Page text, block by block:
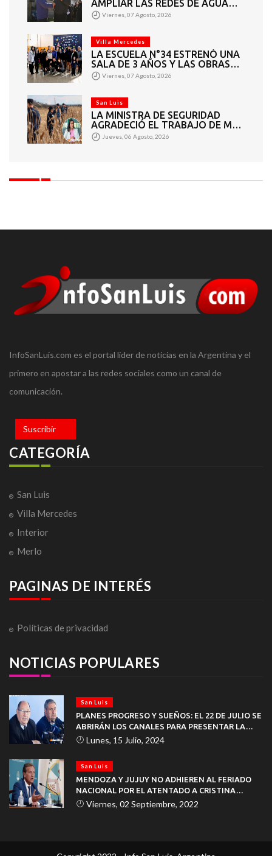
AMPLIAR LAS REDES DE AGUA
POTABLE Y CLOACAS EN VILLA
MERCEDES
Viernes, 07 Agosto, 2026
Villa Mercedes
LA ESCUELA N°34 ESTRENÓ UNA
SALA DE 3 AÑOS Y LAS OBRAS
QUE PERMITEN COMPLETAR EL
CICLO SECUNDARIO
Viernes, 07 Agosto, 2026
San Luis
LA MINISTRA DE SEGURIDAD
AGRADECIÓ EL TRABAJO DE MÁS
DE 200 EFECTIVOS QUE
PARTICIPARON EN LA BÚSQUEDA
Jueves, 06 Agosto, 2026
InfoSanLuis.com es el portal líder de noticias en la Argentina y el
primero en apostar a las redes sociales como un canal de
comunicación.
Suscribir
CATEGORÍA
San Luis
Villa Mercedes
Interior
Merlo
PAGINAS DE INTERÉS
Políticas de privacidad
NOTICIAS POPULARES
San Luis
PLANES PROGRESO Y SUEÑOS: EL 22 DE JULIO SE
ABRIRÁN LOS CANALES PARA PRESENTAR LA
DOCUMENTACIÓN
Lunes, 15 Julio, 2024
San Luis
MENDOZA Y JUJUY NO ADHIEREN AL FERIADO
NACIONAL POR EL ATENTADO A CRISTINA
KIRCHNER
Viernes, 02 Septiembre, 2022